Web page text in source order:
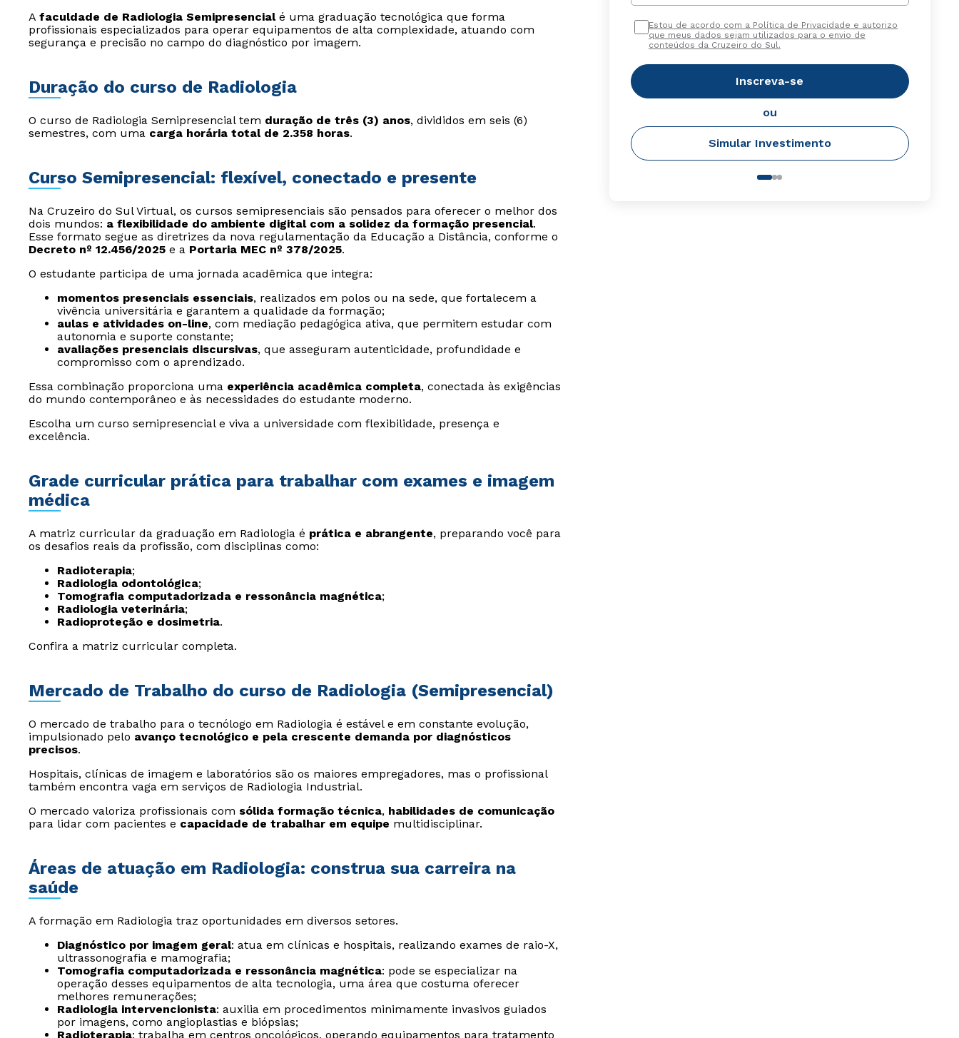
A faculdade de Radiologia Semipresencialé uma graduação tecnológica que forma
profissionais especializados para operar equipamentos de alta complexidade, atuando com
segurança e precisão no campo do diagnóstico por imagem.
Duração do curso de Radiologia
O curso de Radiologia Semipresencial tem duração de três (3) anos, divididos em seis (6)
semestres, com uma carga horária total de 2.358 horas.
Curso Semipresencial: flexível, conectado e presente
Na Cruzeiro do Sul Virtual, os cursos semipresenciais são pensados para oferecer o melhor dos
dois mundos: a flexibilidade do ambiente digital com a solidez da formação presencial.
Esse formato segue as diretrizes da nova regulamentação da Educação a Distância, conforme o
Decreto nº 12.456/2025 e a Portaria MEC nº 378/2025.
O estudante participa de uma jornada acadêmica que integra:
momentos presenciais essenciais, realizados em polos ou na sede, que fortalecem a
vivência universitária e garantem a qualidade da formação;
aulas e atividades on-line, com mediação pedagógica ativa, que permitem estudar com
autonomia e suporte constante;
avaliações presenciais discursivas, que asseguram autenticidade, profundidade e
compromisso com o aprendizado.
Essa combinação proporciona uma experiência acadêmica completa, conectada às exigências
do mundo contemporâneo e às necessidades do estudante moderno.
Escolha um curso semipresencial e viva a universidade com flexibilidade, presença e
excelência.
Grade curricular prática para trabalhar com exames e imagem
médica
A matriz curricular da graduação em Radiologia é prática e abrangente, preparando você para
os desafios reais da profissão, com disciplinas como:
Radioterapia;
Radiologia odontológica;
Tomografia computadorizada e ressonância magnética;
Radiologia veterinária;
Radioproteção e dosimetria.
Confira a matriz curricular completa.
Mercado de Trabalho do curso de Radiologia (Semipresencial)
O mercado de trabalho para o tecnólogo em Radiologia é estável e em constante evolução,
impulsionado pelo avanço tecnológico e pela crescente demanda por diagnósticos
precisos.
Hospitais, clínicas de imagem e laboratórios são os maiores empregadores, mas o profissional
também encontra vaga em serviços de Radiologia Industrial.
O mercado valoriza profissionais com sólida formação técnica, habilidades de comunicação
para lidar com pacientes e capacidade de trabalhar em equipe multidisciplinar.
Áreas de atuação em Radiologia: construa sua carreira na
saúde
A formação em Radiologia traz oportunidades em diversos setores.
Diagnóstico por imagem geral: atua em clínicas e hospitais, realizando exames de raio-X,
ultrassonografia e mamografia;
Tomografia computadorizada e ressonância magnética: pode se especializar na
operação desses equipamentos de alta tecnologia, uma área que costuma oferecer
melhores remunerações;
Radiologia intervencionista: auxilia em procedimentos minimamente invasivos guiados
por imagens, como angioplastias e biópsias;
Radioterapia: trabalha em centros oncológicos, operando equipamentos para tratamento
Estou de acordo com a Política de Privacidade e autorizo
que meus dados sejam utilizados para o envio de
conteúdos da Cruzeiro do Sul.
Inscreva-se
ou
Simular Investimento
WhatsApp
WhatsApp